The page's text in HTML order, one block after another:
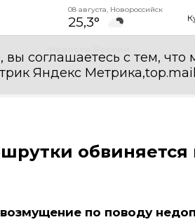
08 августа, Новороссийск
25,3°
вы соглашаетесь с тем,
Яндекс
обвиняется
по поводу